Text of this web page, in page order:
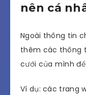
nên cá
Ngoài thông tin
thêm các thông
cưới của mình
Ví dụ: các trang